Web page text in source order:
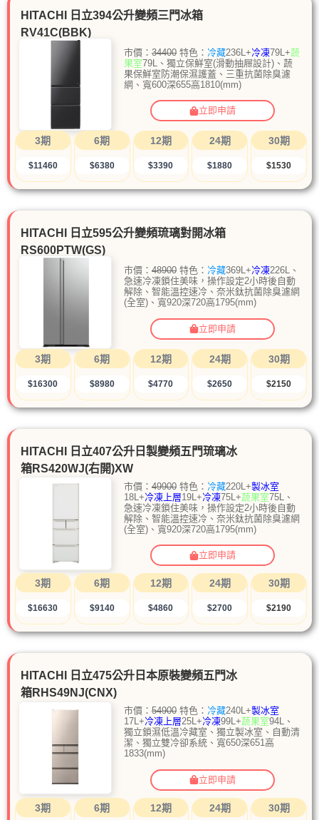
HITACHI 日立394公升變頻三門冰箱
RV41C(BBK)
市價： 34400特色： 冷藏236L+冷凍79L+蔬
果室79L、獨立保鮮室(滑動抽屜設計)、蔬
果保鮮室防潮保濕護蓋、三重抗菌除臭濾
網、寬600深655高1810(mm)
立即申請
3期
$11460
6期
$6380
12期
$3390
24期
$1880
30期
$1530
HITACHI 日立595公升變頻琉璃對開冰箱
RS600PTW(GS)
市價： 48900特色： 冷藏369L+冷凍226L、
急速冷凍鎖住美味，操作設定2小時後自動
解除、智能溫控速冷、奈米鈦抗菌除臭濾網
(全室)、寬920深720高1795(mm)
立即申請
3期
$16300
6期
$8980
12期
$4770
24期
$2650
30期
$2150
HITACHI 日立407公升日製變頻五門琉璃冰
箱RS420WJ(右開)XW
市價： 49900特色： 冷藏220L+製冰室
18L+冷凍上層19L+冷凍75L+蔬果室75L、
急速冷凍鎖住美味，操作設定2小時後自動
解除、智能溫控速冷、奈米鈦抗菌除臭濾網
(全室)、寬920深720高1795(mm)
立即申請
3期
$16630
6期
$9140
12期
$4860
24期
$2700
30期
$2190
HITACHI 日立475公升日本原裝變頻五門冰
箱RHS49NJ(CNX)
市價： 54900特色： 冷藏240L+製冰室
17L+冷凍上層25L+冷凍99L+蔬果室94L、
獨立鎖濕低溫冷藏室、獨立製冰室、自動清
潔、獨立雙冷卻系統、寬650深651高
1833(mm)
立即申請
3期 6期 12期 24期 30期